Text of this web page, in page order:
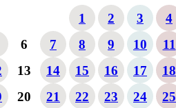
1
2 3
4
6
7 8 9 10
11
13 14 15 16 17
18
20 21 22 23 24
25